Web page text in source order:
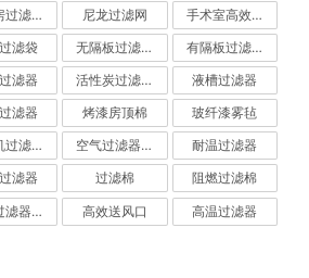
喷漆房过滤棉 尼龙过滤网 手术室高效过滤器
滤袋 无隔板过滤器 有隔板过滤器
滤器 活性炭过滤器-活性炭空气过滤器 液槽过滤器
滤器 烤漆房顶棉 玻纤漆雾毡
空压机过滤网 空气过滤器厂家 耐温过滤器
滤器 过滤棉 阻燃过滤棉
高效过滤器-高效空气过滤器 高效送风口 高温过滤器